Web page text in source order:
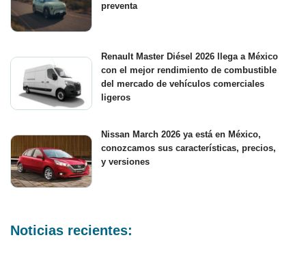
preventa
Renault Master Diésel 2026 llega a México
con el mejor rendimiento de combustible
del mercado de vehículos comerciales
ligeros
Nissan March 2026 ya está en México,
conozcamos sus características, precios,
y versiones
Noticias recientes: